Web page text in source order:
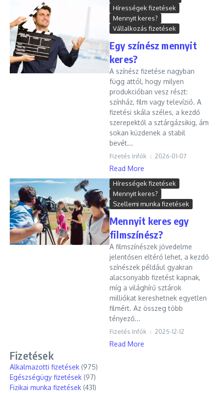
Hírességek fizetések
Mennyit keres?
Vállalkozás fizetések
Egy színész mennyit
keres?
A színész fizetése nagyban
függ attól, hogy milyen
produkcióban vesz részt:
színház, film vagy televízió. A
fizetési skála széles, a kezdő
szerepektől a sztárgázsikig, ám
sokan küzdenek a stabil
bevét...
Fizetés Infók 2026-01-07
Read More
Hírességek fizetések
Mennyit keres?
Szellemi munka fizetések
Mennyit keres egy
filmszínész?
A filmszínészek jövedelme
jelentősen eltérő lehet, a kezdő
színészek például gyakran
alacsonyabb fizetést kapnak,
míg a világhírű sztárok
milliókat kereshetnek egyetlen
filmért. Az összeg több
tényező...
Fizetés Infók 2025-12-12
Read More
Fizetések
Alkalmazotti fizetések (975)
Egészségügy fizetések (97)
Fizikai munka fizetések (431)